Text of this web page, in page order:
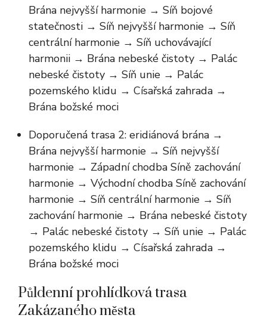
Brána nejvyšší harmonie → Síň bojové
statečnosti → Síň nejvyšší harmonie → Síň
centrální harmonie → Síň uchovávající
harmonii → Brána nebeské čistoty → Palác
nebeské čistoty → Síň unie → Palác
pozemského klidu → Císařská zahrada →
Brána božské moci
Doporučená trasa 2: eridiánová brána →
Brána nejvyšší harmonie → Síň nejvyšší
harmonie → Západní chodba Síně zachování
harmonie → Východní chodba Síně zachování
harmonie → Síň centrální harmonie → Síň
zachování harmonie → Brána nebeské čistoty
→ Palác nebeské čistoty → Síň unie → Palác
pozemského klidu → Císařská zahrada →
Brána božské moci
Půldenní prohlídková trasa
Zakázaného města